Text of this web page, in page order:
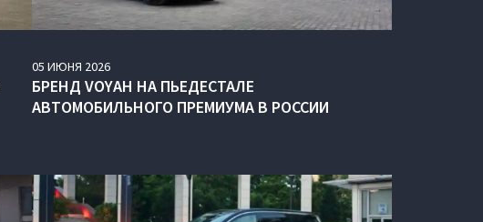
05 ИЮНЯ 2026
БРЕНД VOYAH НА ПЬЕДЕСТАЛЕ
АВТОМОБИЛЬНОГО ПРЕМИУМА В РОССИИ